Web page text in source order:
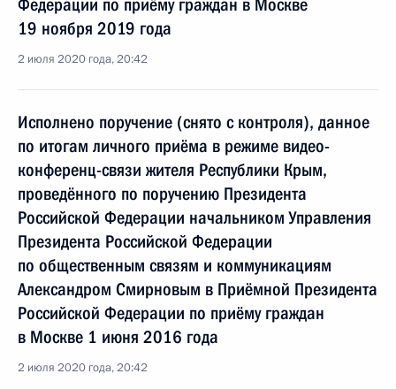
Федерации по приёму граждан в Москве
19 ноября 2019 года
2 июля 2020 года, 20:42
Исполнено поручение (снято с контроля), данное
по итогам личного приёма в режиме видео-
конференц-связи жителя Республики Крым,
проведённого по поручению Президента
Российской Федерации начальником Управления
Президента Российской Федерации
по общественным связям и коммуникациям
Александром Смирновым в Приёмной Президента
Российской Федерации по приёму граждан
в Москве 1 июня 2016 года
2 июля 2020 года, 20:42